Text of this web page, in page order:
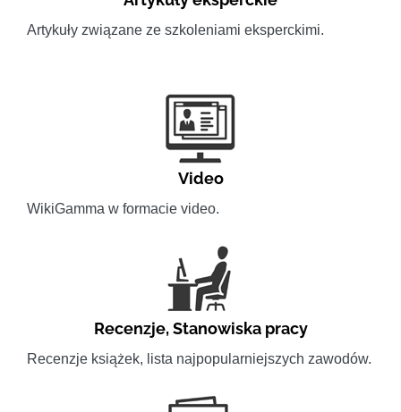
Artykuły związane ze szkoleniami eksperckimi.
Video
WikiGamma w formacie video.
Recenzje,Stanowiska pracy
Recenzje książek, lista najpopularniejszych zawodów.